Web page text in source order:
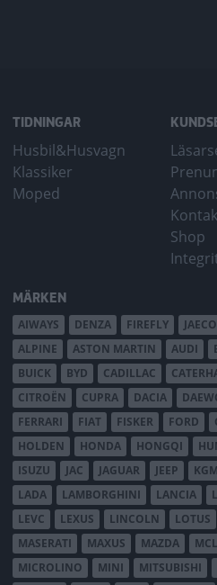
TIDNINGAR
Husbil&Husvagn
Klassiker
Moped
Shop
MÄRKEN
AIWAYS DENZA FIREFLY
ALPINE
ASTON MARTIN AUDI
BUICK
BYD CADILLAC
CITROËN
CUPRA DACIA
FERRARI
FIAT FISKER FORD
HOLDEN
HONDA HONGQI
ISUZU
JAC JAGUAR JEEP KGM
LADA
LAMBORGHINI LANCIA
LEVC
LEXUS LINCOLN LOTUS
MASERATI
MAXUS MAZDA
MICROLINO
MINI MITSUBISHI